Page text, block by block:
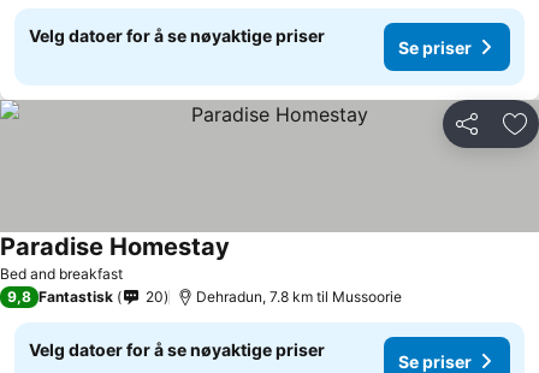
Velg datoer for å se nøyaktige priser
Se priser
Del
Bed and breakfast
Paradise Homestay
9,8 Fantastisk 20 Dehradun, 7.8 km til Mussoorie
Velg datoer for å se nøyaktige priser
Se priser